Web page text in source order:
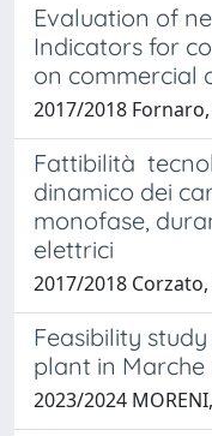
Evaluation of
Indicators for
on commercial
2017/2018
Fattibilità
dinamico dei
monofase,
elettrici
2017/2018
Feasibility
plant in
2023/2024